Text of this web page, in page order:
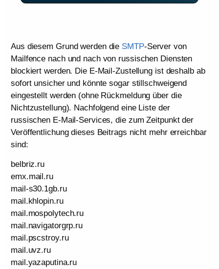
Aus diesem Grund werden die SMTP-Server von
Mailfence nach und nach von russischen Diensten
blockiert werden. Die E-Mail-Zustellung ist deshalb ab
sofort unsicher und könnte sogar stillschweigend
eingestellt werden (ohne Rückmeldung über die
Nichtzustellung). Nachfolgend eine Liste der
russischen E-Mail-Services, die zum Zeitpunkt der
Veröffentlichung dieses Beitrags nicht mehr erreichbar
sind:
belbriz.ru
emx.mail.ru
mail-s30.1gb.ru
mail.khlopin.ru
mail.mospolytech.ru
mail.navigatorgrp.ru
mail.pscstroy.ru
mail.uvz.ru
mail.yazaputina.ru